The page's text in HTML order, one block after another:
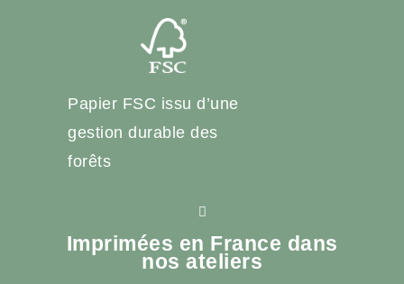
Papier FSC issu d’une
gestion durable des
forêts
Imprimées en France dans
nos ateliers